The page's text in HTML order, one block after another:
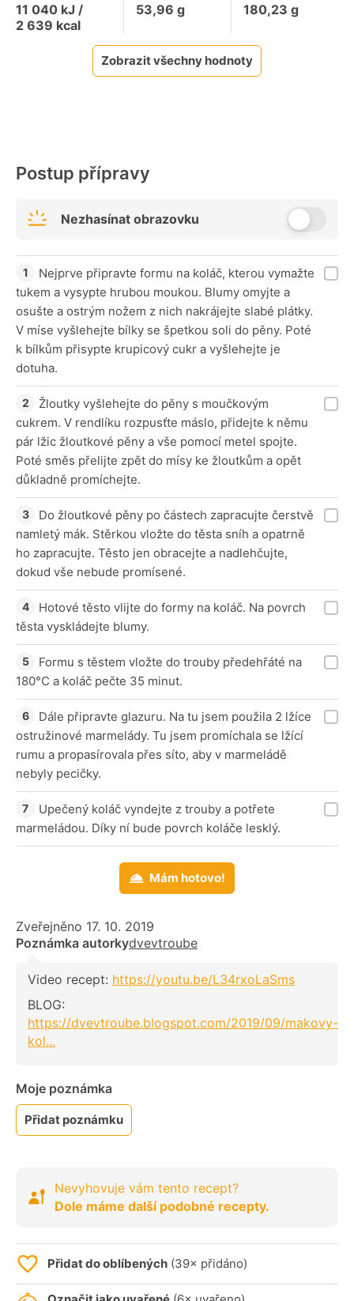
11 040 kJ /
2 639 kcal
53,96 g
180,23 g
Zobrazit všechny hodnoty
Postup přípravy
Nezhasínat obrazovku
Nejprve připravte formu na koláč, kterou vymažte
tukem a vysypte hrubou moukou. Blumy omyjte a
osušte a ostrým nožem z nich nakrájejte slabé plátky.
V míse vyšlehejte bílky se špetkou soli do pěny. Poté
k bílkům přisypte krupicový cukr a vyšlehejte je
dotuha.
Žloutky vyšlehejte do pěny s moučkovým
cukrem. V rendlíku rozpusťte máslo, přidejte k němu
pár lžic žloutkové pěny a vše pomocí metel spojte.
Poté směs přelijte zpět do mísy ke žloutkům a opět
důkladně promíchejte.
Do žloutkové pěny po částech zapracujte čerstvě
namletý mák. Stěrkou vložte do těsta sníh a opatrně
ho zapracujte. Těsto jen obracejte a nadlehčujte,
dokud vše nebude promísené.
Hotové těsto vlijte do formy na koláč. Na povrch
těsta vyskládejte blumy.
Formu s těstem vložte do trouby předehřáté na
180°C a koláč pečte 35 minut.
Dále připravte glazuru. Na tu jsem použila 2 lžíce
ostružinové marmelády. Tu jsem promíchala se lžící
rumu a propasírovala přes síto, aby v marmeládě
nebyly pecičky.
Upečený koláč vyndejte z trouby a potřete
marmeládou. Díky ní bude povrch koláče lesklý.
Mám hotovo!
Zveřejněno 17. 10. 2019
Poznámka autorkydvevtroube
Video recept: https://youtu.be/L34rxoLaSms
BLOG:
https://dvevtroube.blogspot.com/2019/09/makovy-
kol...
Moje poznámka
Přidat poznámku
Nevyhovuje vám tento recept?
Dole máme další podobné recepty.
Přidat do oblíbených (39× přidáno)